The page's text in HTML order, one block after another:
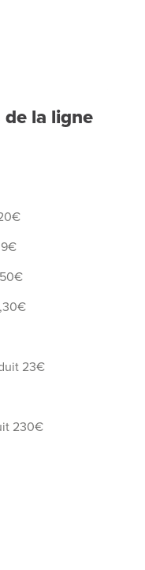
la ligne
9€
23€
230€